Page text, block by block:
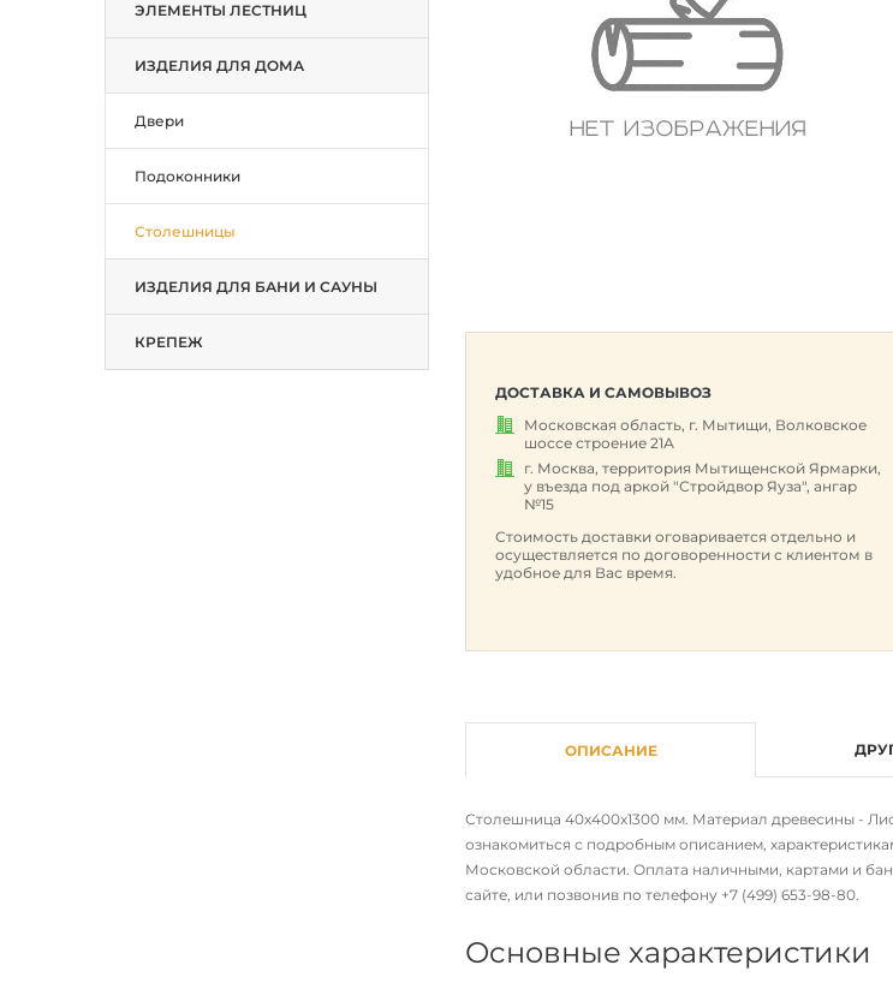
ЭЛЕМЕНТЫ ЛЕСТНИЦ
ИЗДЕЛИЯ ДЛЯ ДОМА
Двери
Подоконники
Столешницы
ИЗДЕЛИЯ ДЛЯ БАНИ И САУНЫ
КРЕПЕЖ
ДОСТАВКА И САМОВЫВОЗ
Московская область, г. Мытищи, Волковское
шоссе строение 21А
г. Москва, территория Мытищенской Ярмарки,
у въезда под аркой "Стройдвор Яуза", ангар
№15
Стоимость доставки оговаривается отдельно и
осуществляется по договоренности с клиентом в
удобное для Вас время.
ОПИСАНИЕ
Столешница 40х400х1300 мм. Материал древесины -
ознакомиться с подробным описанием,
Московской области. Оплата наличными, картами и
сайте, или позвонив по телефону +7 (499) 653-98-80.
Основные характеристики